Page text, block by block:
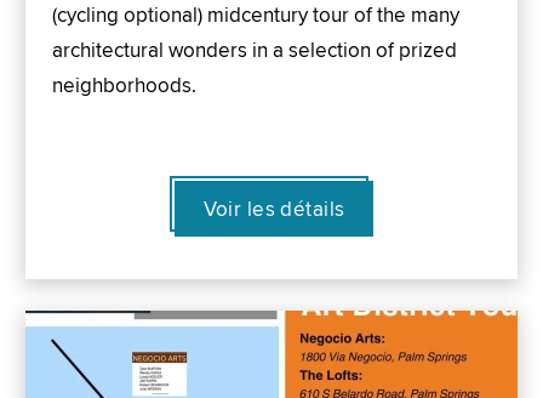
(cycling optional) midcentury tour of the many
architectural wonders in a selection of prized
neighborhoods.
Voir les détails